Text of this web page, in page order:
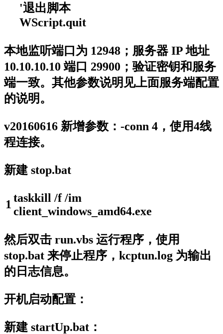
'退出脚本
WScript.quit
本地监听端口为 12948；服务器 IP 地址
10.10.10.10 端口 29900；验证密钥和服务
端一致。其他参数说明见上面服务端配置
的说明。
v20160616 新增参数：-conn 4，使用4线
程连接。
新建 stop.bat
1 taskkill /f /im
client_windows_amd64.exe
然后双击 run.vbs 运行程序，使用
stop.bat 来停止程序，kcptun.log 为输出
的日志信息。
开机启动配置：
新建 startUp.bat：